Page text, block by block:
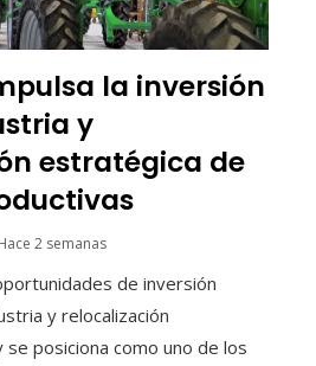
la inversión
y
estratégica de
2 semanas
de inversión
y relocalización
posiciona como uno de los